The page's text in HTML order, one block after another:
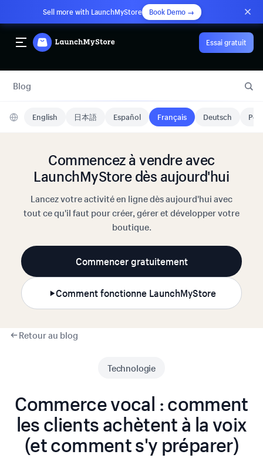
Sell more with LaunchMyStore Book Demo →
Essai gratuit
Blog
English 日本語 Español Français Deutsch
Commencez à vendre avec
LaunchMyStore dès aujourd'hui
Lancez votre activité en ligne dès aujourd'hui avec
tout ce qu'il faut pour créer, gérer et développer votre
boutique.
Commencer gratuitement
Comment fonctionne LaunchMyStore
Retour au blog
Technologie
Commerce vocal : comment
les clients achètent à la voix
(et comment s'y préparer)